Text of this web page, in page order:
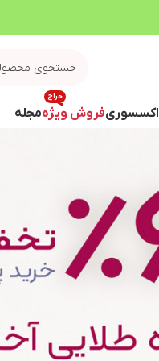
اکسسوریفروش ویژه
حراج
مجله